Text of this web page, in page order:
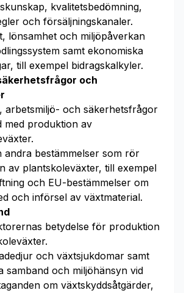
kvalitetsbedömning,
och försäljningskanaler.
lönsamhet och miljöpåverkan
samt ekonomiska
till exempel bidragskalkyler.
och
arbetsmiljö- och säkerhetsfrågor
med produktion av
andra bestämmelser som rör
av plantskoleväxter, till exempel
och EU-bestämmelser om
och införsel av växtmaterial.
betydelse för produktion
och växtsjukdomar samt
samband och miljöhänsyn vid
om växtskyddsåtgärder,